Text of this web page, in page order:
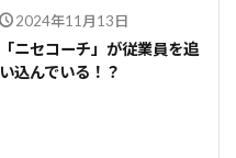
2024年11月13日
「ニセコーチ」が従業員を追
い込んでいる！？